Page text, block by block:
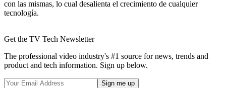
con las mismas, lo cual desalienta el crecimiento de cualquier
tecnología.
Get the TV Tech Newsletter
The professional video industry's #1 source for news, trends and
product and tech information. Sign up below.